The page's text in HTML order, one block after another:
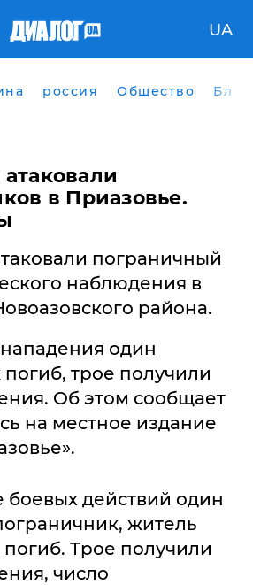
UA
россия Общество
в Приазовье.
пограничный
наблюдения в
района.
нападения один
трое получили
Об этом сообщает
на местное издание
боевых действий один
житель
погиб. Трое получили
число